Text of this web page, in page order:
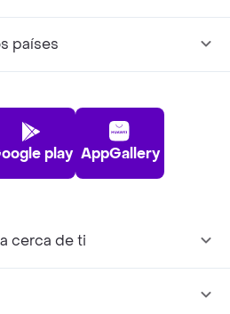
países
play AppGallery
cerca de ti